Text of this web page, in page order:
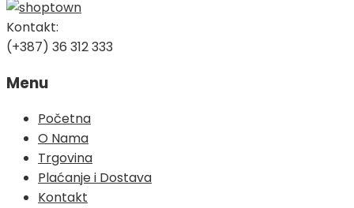
Kontakt:
(+387) 36 312 333
Menu
Skip
content
Početna
O Nama
Trgovina
Plaćanje i Dostava
Kontakt